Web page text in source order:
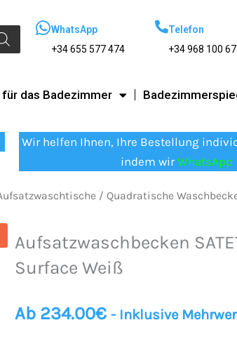
WhatsApp
+34 655 577 474
Telefon
+34 968 100
das Badezimmer
Wir helfen Ihnen, Ihre Bestellung
indem wirWhatsApp
/ Quadratische
Aufsatzwaschbecken
Surface Weiß
Ab 234.00€ - Inklusive